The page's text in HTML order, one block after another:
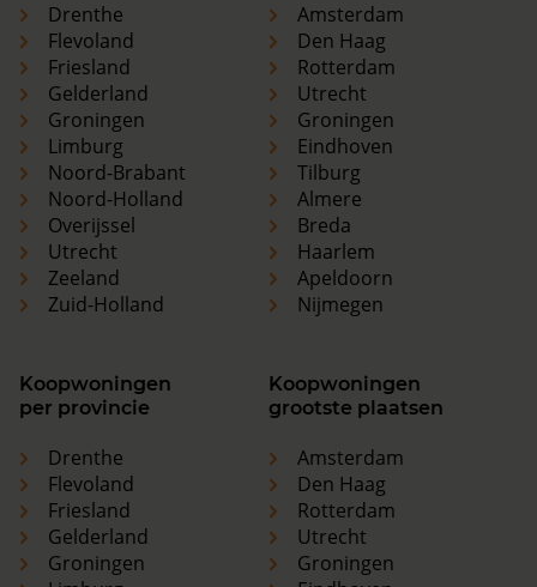
Drenthe
Flevoland
Friesland
Gelderland
Groningen
Limburg
Noord-Brabant
Noord-Holland
Overijssel
Utrecht
Zeeland
Zuid-Holland
Amsterdam
Den Haag
Rotterdam
Utrecht
Groningen
Eindhoven
Tilburg
Almere
Breda
Haarlem
Apeldoorn
Nijmegen
Koopwoningen
per provincie
Drenthe
Flevoland
Friesland
Gelderland
Groningen
Koopwoningen
grootste plaatsen
Amsterdam
Den Haag
Rotterdam
Utrecht
Groningen